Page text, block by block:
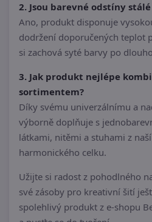
2. Jsou barevné odstíny
Ano, produkt disponuje
dodržení doporučených teplot
si zachová syté barvy po
3. Jak produkt nejlépe
sortimentem?
Díky svému univerzálnímu a
výborně doplňuje s
látkami, nitěmi a stuhami z
harmonického celku.
Užijte si radost z pohodlného
své zásoby pro kreativní šití
spolehlivý produkt z e-shopu